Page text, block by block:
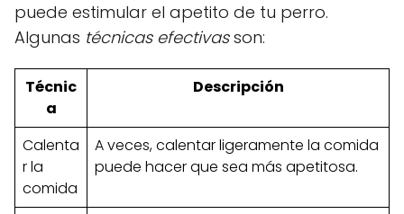
puede estimular el apetito de tu perro.
Algunas técnicas efectivasson:
Técnic
a
Descripción
Calenta
r la
comida
A veces, calentar ligeramente la comida
puede hacer que sea más apetitosa.